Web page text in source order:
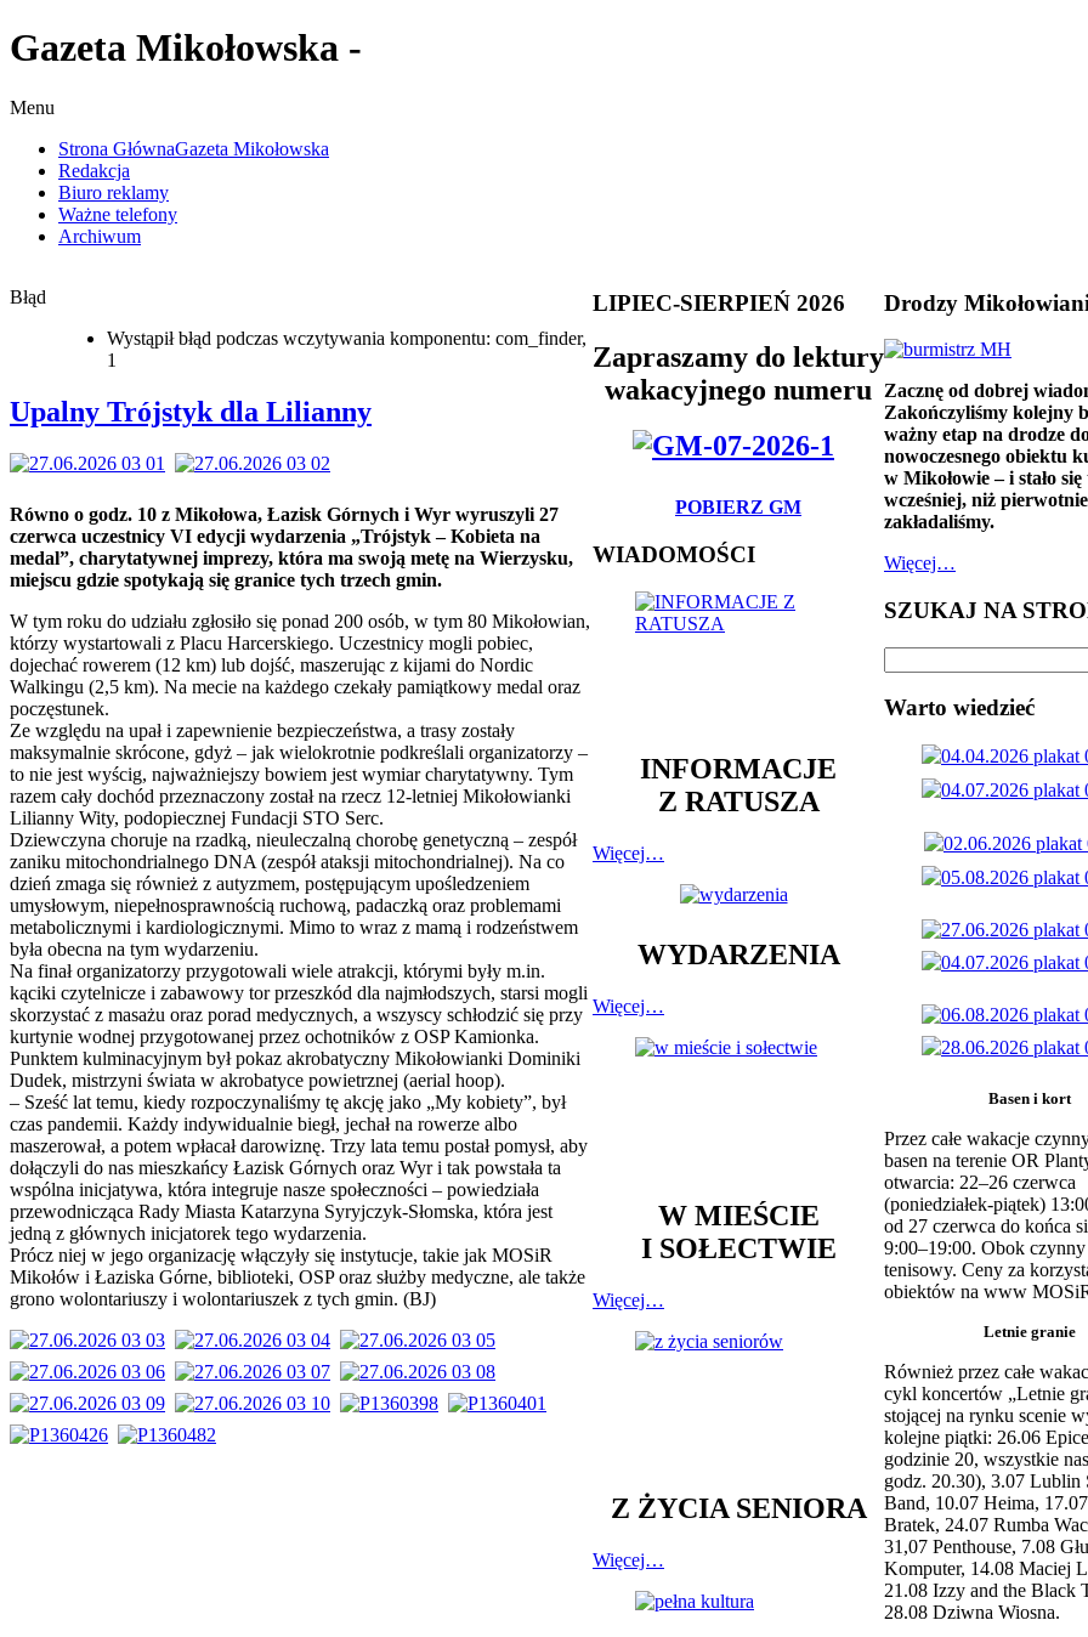
Gazeta Mikołowska -
Menu
Strona GłównaGazeta Mikołowska
Redakcja
Biuro reklamy
Ważne telefony
Archiwum
Błąd
Wystąpił błąd podczas wczytywania komponentu: com_finder,
1
Upalny Trójstyk dla Lilianny
Równo o godz. 10 z Mikołowa, Łazisk Górnych i Wyr wyruszyli 27
czerwca uczestnicy VI edycji wydarzenia „Trójstyk – Kobieta na
medal”, charytatywnej imprezy, która ma swoją metę na Wierzysku,
miejscu gdzie spotykają się granice tych trzech gmin.
W tym roku do udziału zgłosiło się ponad 200 osób, w tym 80 Mikołowian,
którzy wystartowali z Placu Harcerskiego. Uczestnicy mogli pobiec,
dojechać rowerem (12 km) lub dojść, maszerując z kijami do Nordic
Walkingu (2,5 km). Na mecie na każdego czekały pamiątkowy medal oraz
poczęstunek.
Ze względu na upał i zapewnienie bezpieczeństwa, a trasy zostały
maksymalnie skrócone, gdyż – jak wielokrotnie podkreślali organizatorzy –
to nie jest wyścig, najważniejszy bowiem jest wymiar charytatywny. Tym
razem cały dochód przeznaczony został na rzecz 12-letniej Mikołowianki
Lilianny Wity, podopiecznej Fundacji STO Serc.
Dziewczyna choruje na rzadką, nieuleczalną chorobę genetyczną – zespół
zaniku mitochondrialnego DNA (zespół ataksji mitochondrialnej). Na co
dzień zmaga się również z autyzmem, postępującym upośledzeniem
umysłowym, niepełnosprawnością ruchową, padaczką oraz problemami
metabolicznymi i kardiologicznymi. Mimo to wraz z mamą i rodzeństwem
była obecna na tym wydarzeniu.
Na finał organizatorzy przygotowali wiele atrakcji, którymi były m.in.
kąciki czytelnicze i zabawowy tor przeszkód dla najmłodszych, starsi mogli
skorzystać z masażu oraz porad medycznych, a wszyscy schłodzić się przy
kurtynie wodnej przygotowanej przez ochotników z OSP Kamionka.
Punktem kulminacyjnym był pokaz akrobatyczny Mikołowianki Dominiki
Dudek, mistrzyni świata w akrobatyce powietrznej (aerial hoop).
– Sześć lat temu, kiedy rozpoczynaliśmy tę akcję jako „My kobiety”, był
czas pandemii. Każdy indywidualnie biegł, jechał na rowerze albo
maszerował, a potem wpłacał darowiznę. Trzy lata temu postał pomysł, aby
dołączyli do nas mieszkańcy Łazisk Górnych oraz Wyr i tak powstała ta
wspólna inicjatywa, która integruje nasze społeczności – powiedziała
przewodnicząca Rady Miasta Katarzyna Syryjczyk-Słomska, która jest
jedną z głównych inicjatorek tego wydarzenia.
Prócz niej w jego organizację włączyły się instytucje, takie jak MOSiR
Mikołów i Łaziska Górne, biblioteki, OSP oraz służby medyczne, ale także
grono wolontariuszy i wolontariuszek z tych gmin. (BJ)
LIPIEC-SIERPIEŃ 2026
Zapraszamy do lektury
wakacyjnego numeru
POBIERZ GM
WIADOMOŚCI
INFORMACJE
Z RATUSZA
Więcej…
WYDARZENIA
Więcej…
W MIEŚCIE
I SOŁECTWIE
Więcej…
Z ŻYCIA SENIORA
Więcej…
Drodzy
Zacznę od dobrej
Zakończyliśmy kolejny
ważny etap na drodze
nowoczesnego obiektu
w Mikołowie – i stało się
wcześniej, niż pierwotnie
zakładaliśmy.
Więcej…
SZUKAJ NA
Warto wiedzieć
Basen i kort
Przez całe wakacje
basen na terenie OR
otwarcia: 22–26 czerwca
(poniedziałek-piątek)
od 27 czerwca do końca
9:00–19:00. Obok
tenisowy. Ceny za
obiektów na www
Letnie granie
Również przez całe
cykl koncertów „Letnie
stojącej na rynku scenie
kolejne piątki: 26.06
godzinie 20, wszystkie
godz. 20.30), 3.07 Lublin
Band, 10.07 Heima,
Bratek, 24.07 Rumba
31,07 Penthouse, 7.08
Komputer, 14.08 Maciej
21.08 Izzy and the Black
28.08 Dziwna Wiosna.